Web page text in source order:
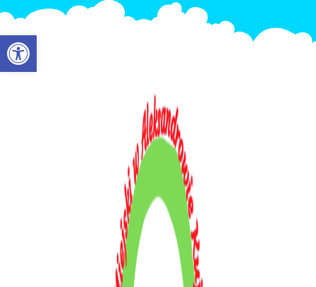
Otwórz pasek narzędzi